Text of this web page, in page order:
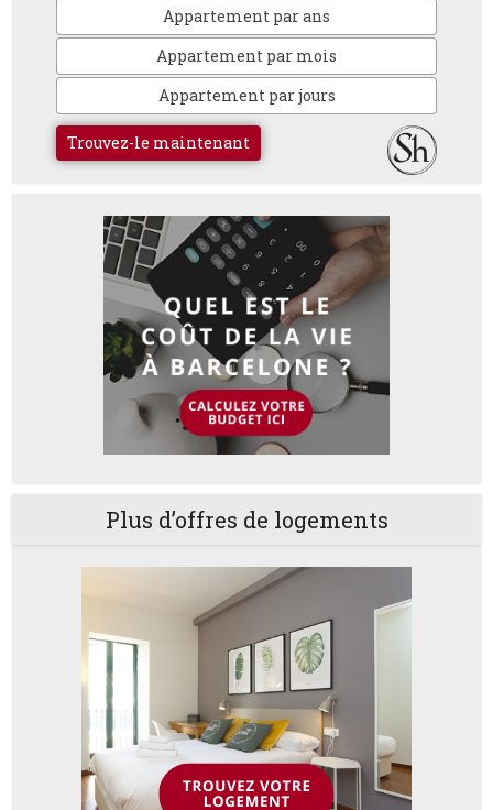
Appartement par ans
Appartement par mois
Appartement par jours
Trouvez-le maintenant
Plus d’offres de logements